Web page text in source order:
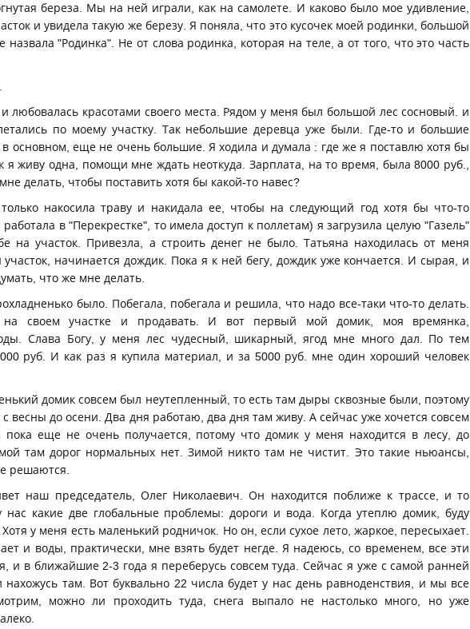
береза. Мы на ней играли, как на самолете. И каково было мое удивление,
и увидела такую же березу. Я поняла, что это кусочек моей родинки, большой
"Родинка". Не от слова родинка, которая на теле, а от того, что это часть
любовалась красотами своего места. Рядом у меня был большой лес сосновый. и
по моему участку. Так небольшие деревца уже были. Где-то и большие
основном, еще не очень большие. Я ходила и думала : где же я поставлю хотя бы
я живу одна, помощи мне ждать неоткуда. Зарплата, на то время, была 8000 руб.,
делать, чтобы поставить хотя бы какой-то навес?
накосила траву и накидала ее, чтобы на следующий год хотя бы что-то
в "Перекрестке", то имела доступ к поллетам) я загрузила целую "Газель"
на участок. Привезла, а строить денег не было. Татьяна находилась от меня
начинается дождик. Пока я к ней бегу, дождик уже кончается. И сырая, и
что же мне делать.
было. Побегала, побегала и решила, что надо все-таки что-то делать.
на своем участке и продавать. И вот первый мой домик, моя времянка,
Слава Богу, у меня лес чудесный, шикарный, ягод мне много дал. По тем
руб. И как раз я купила материал, и за 5000 руб. мне один хороший человек
домик совсем был неутепленный, то есть там дыры сквозные были, поэтому
весны до осени. Два дня работаю, два дня там живу. А сейчас уже хочется совсем
пока еще не очень получается, потому что домик у меня находится в лесу, до
там дорог нормальных нет. Зимой никто там не чистит. Это такие ньюансы,
решаются.
наш председатель, Олег Николаевич. Он находится поближе к трассе, и то
какие две глобальные проблемы: дороги и вода. Когда утеплю домик, буду
у меня есть маленький родничок. Но он, если сухое лето, жаркое, пересыхает.
и воды, практически, мне взять будет негде. Я надеюсь, со временем, все эти
и в ближайшие 2-3 года я переберусь совсем туда. Сейчас я уже с самой ранней
там. Вот буквально 22 числа будет у нас день равноденствия, и мы все
можно ли проходить туда, снега выпало не настолько много, но уже